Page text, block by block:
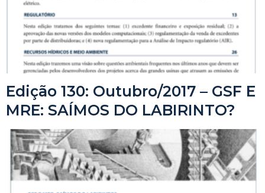
Edição 130: Outubro/2017 – GSF E
MRE: SAÍMOS DO LABIRINTO?